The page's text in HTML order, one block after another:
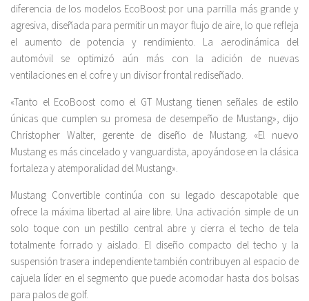
diferencia de los modelos EcoBoost por una parrilla más grande y
agresiva, diseñada para permitir un mayor flujo de aire, lo que refleja
el aumento de potencia y rendimiento. La aerodinámica del
automóvil se optimizó aún más con la adición de nuevas
ventilaciones en el cofre y un divisor frontal rediseñado.
«Tanto el EcoBoost como el GT Mustang tienen señales de estilo
únicas que cumplen su promesa de desempeño de Mustang», dijo
Christopher Walter, gerente de diseño de Mustang. «El nuevo
Mustang es más cincelado y vanguardista, apoyándose en la clásica
fortaleza y atemporalidad del Mustang».
Mustang Convertible continúa con su legado descapotable que
ofrece la máxima libertad al aire libre. Una activación simple de un
solo toque con un pestillo central abre y cierra el techo de tela
totalmente forrado y aislado. El diseño compacto del techo y la
suspensión trasera independiente también contribuyen al espacio de
cajuela líder en el segmento que puede acomodar hasta dos bolsas
para palos de golf.